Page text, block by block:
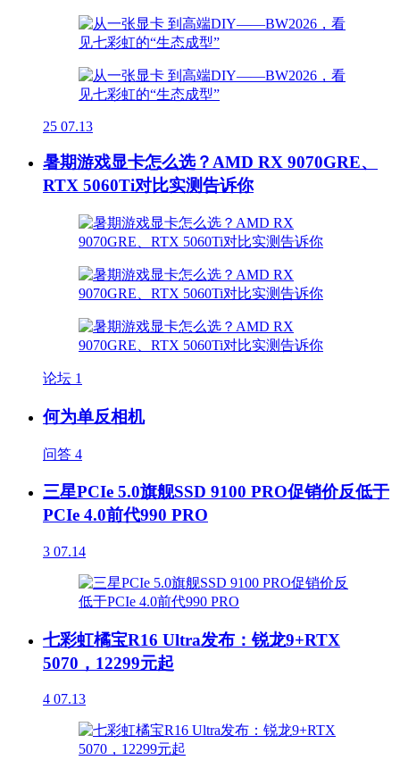
25 07.13
暑期游戏显卡怎么选？AMD RX 9070GRE、
RTX 5060Ti对比实测告诉你
论坛 1
何为单反相机
问答 4
三星PCIe 5.0旗舰SSD 9100 PRO促销价反低于
PCIe 4.0前代990 PRO
3 07.14
七彩虹橘宝R16 Ultra发布：锐龙9+RTX
5070，12299元起
4 07.13